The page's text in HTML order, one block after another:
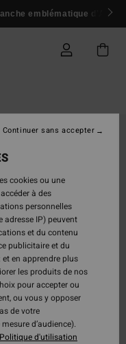
emblématique d'Andy
cookies ou une
à des
personnelles
IP) peuvent
et du contenu
publicitaire et du
en apprendre plus
les produits de nos
pour accepter ou
ou vous y opposer
de votre
d’audience).
Politique d'utilisation
Continuer sans accepter